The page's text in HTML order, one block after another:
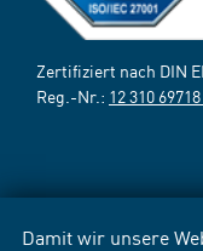
Damit wir unsere
Zertifiziert nach DIN
Reg.-Nr.: 12 310